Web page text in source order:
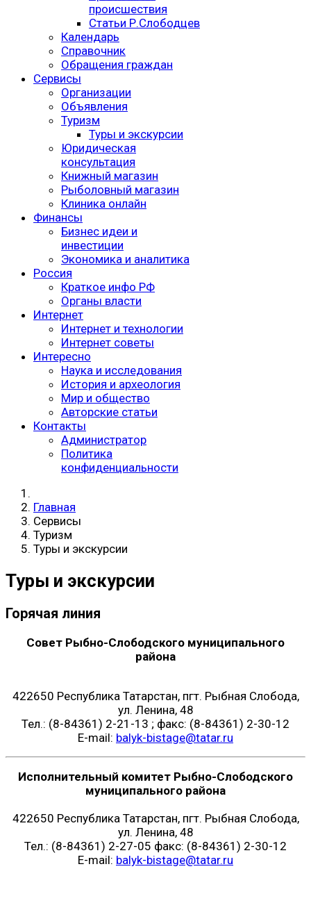
происшествия
Статьи Р.Слободцев
Календарь
Справочник
Обращения граждан
Сервисы
Организации
Объявления
Туризм
Туры и экскурсии
Юридическая
консультация
Книжный магазин
Рыболовный магазин
Клиника онлайн
Финансы
Бизнес идеи и
инвестиции
Экономика и аналитика
Россия
Краткое инфо РФ
Органы власти
Интернет
Интернет и технологии
Интернет советы
Интересно
Наука и исследования
История и археология
Мир и общество
Авторские статьи
Контакты
Администратор
Политика
конфиденциальности
Главная
Сервисы
Туризм
Туры и экскурсии
Туры и экскурсии
Горячая линия
Совет Рыбно-Слободского муниципального
района
422650 Республика Татарстан, пгт. Рыбная Слобода,
ул. Ленина, 48
Тел.: (8-84361) 2-21-13 ; факс: (8-84361) 2-30-12
E-mail: balyk-bistage@tatar.ru
Исполнительный комитет Рыбно-Слободского
муниципального района
422650 Республика Татарстан, пгт. Рыбная Слобода,
ул. Ленина, 48
Тел.: (8-84361) 2-27-05 факс: (8-84361) 2-30-12
E-mail: balyk-bistage@tatar.ru